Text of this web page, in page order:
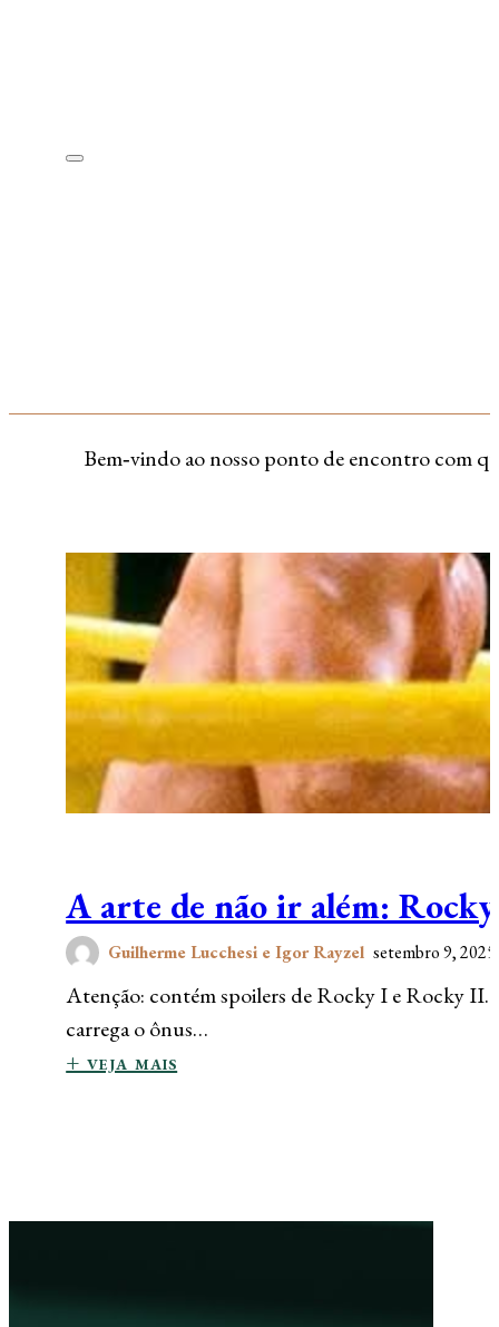
Bem‑vindo ao nosso ponto de encontro com
A arte de não ir além:
Guilherme Lucchesi e Igor Rayzel setembro 9, 2025
Atenção: contém spoilers de Rocky I e Rocky II.
carrega o ônus…
+ veja mais